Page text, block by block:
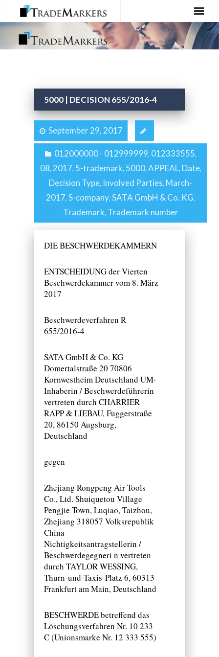
Home
About Us
Contact Us
5000 | DECISION 655/2016-4
September 29, 2017
012000000 - 012999999, 012333555,
08, 2017, 5-trademark, 5000, APPEAL, Date,
Decision Type, Involved Parties, March-
2017, S-company, SATA GmbH & Co. KG,
Trademark, Trademark number
DIE BESCHWERDEKAMMERN
ENTSCHEIDUNG der Vierten
Beschwerdekammer vom 8. März
2017
Beschwerdeverfahren R
655/2016-4
SATA GmbH & Co. KG
Domertalstraße 20 70806
Kornwestheim Deutschland UM-
Inhaberin / Beschwerdeführerin
vertreten durch CHARRIER
RAPP & LIEBAU, Fuggerstraße
20, 86150 Augsburg,
Deutschland
gegen
Zhejiang Rongpeng Air Tools
Co., Ltd. Shuiquetou Village
Pengjie Town, Luqiao, Taizhou,
Zhejiang 318057 Volksrepublik
China
Nichtigkeitsantragstellerin /
Beschwerdegegneri n vertreten
durch TAYLOR WESSING,
Thurn-und-Taxis-Platz 6, 60313
Frankfurt am Main, Deutschland
BESCHWERDE betreffend das
Löschungsverfahren Nr. 10 233
C (Unionsmarke Nr. 12 333 555)